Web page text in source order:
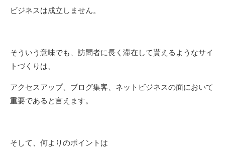
ビジネスは成立しません。
そういう意味でも、訪問者に長く滞在して貰えるようなサイ
トづくりは、
アクセスアップ、ブログ集客、ネットビジネスの面において
重要であると言えます。
そして、何よりのポイントは